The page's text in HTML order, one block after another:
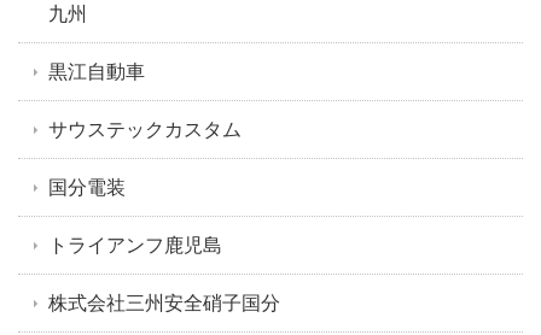
九州
黒江自動車
サウステックカスタム
国分電装
トライアンフ鹿児島
株式会社三州安全硝子国分